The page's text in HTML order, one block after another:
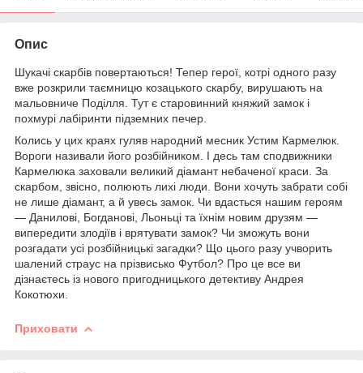
Опис
Шукачі скарбів повертаються! Тепер герої, котрі одного разу
вже розкрили таємницю козацького скарбу, вирушають на
мальовниче Поділля. Тут є старовинний княжий замок і
похмурі лабіринти підземних печер.
Колись у цих краях гуляв народний месник Устим Кармелюк.
Вороги називали його розбійником. І десь там сподвижники
Кармелюка заховали великий діамант небаченої краси. За
скарбом, звісно, полюють лихі люди. Вони хочуть забрати собі
не лише діамант, а й увесь замок. Чи вдасться нашим героям
— Данилові, Богданові, Льоньці та їхнім новим друзям —
випередити злодіїв і врятувати замок? Чи зможуть вони
розгадати усі розбійницькі загадки? Що цього разу учворить
шалений страус на прізвисько Футбол? Про це все ви
дізнаєтесь із нового пригодницького детективу Андрея
Кокотюхи.
Приховати